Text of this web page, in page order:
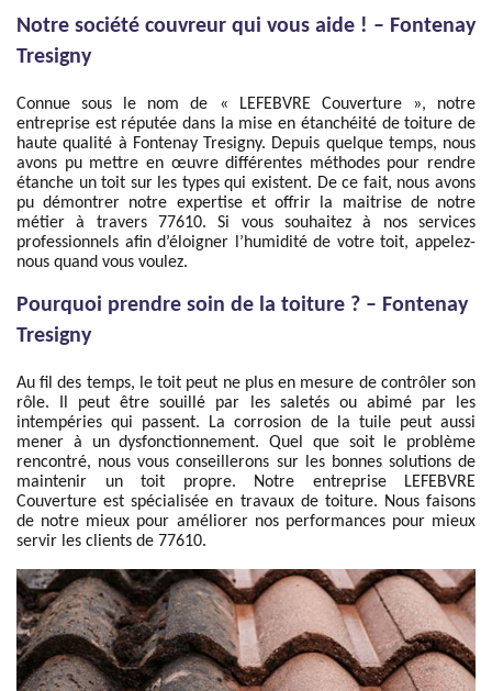
Notre société couvreur qui vous aide ! – Fontenay
Tresigny
Connue sous le nom de « LEFEBVRE Couverture », notre
entreprise est réputée dans la mise en étanchéité de toiture de
haute qualité à Fontenay Tresigny. Depuis quelque temps, nous
avons pu mettre en œuvre différentes méthodes pour rendre
étanche un toit sur les types qui existent. De ce fait, nous avons
pu démontrer notre expertise et offrir la maitrise de notre
métier à travers 77610. Si vous souhaitez à nos services
professionnels afin d’éloigner l’humidité de votre toit, appelez-
nous quand vous voulez.
Pourquoi prendre soin de la toiture ? – Fontenay
Tresigny
Au fil des temps, le toit peut ne plus en mesure de contrôler son
rôle. Il peut être souillé par les saletés ou abimé par les
intempéries qui passent. La corrosion de la tuile peut aussi
mener à un dysfonctionnement. Quel que soit le problème
rencontré, nous vous conseillerons sur les bonnes solutions de
maintenir un toit propre. Notre entreprise LEFEBVRE
Couverture est spécialisée en travaux de toiture. Nous faisons
de notre mieux pour améliorer nos performances pour mieux
servir les clients de 77610.